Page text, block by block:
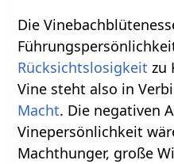
Die
Rücksichtslosigkeit zu
Vine steht also in
Macht. Die negativen
Vinepersönlichkeit
Machthunger, große